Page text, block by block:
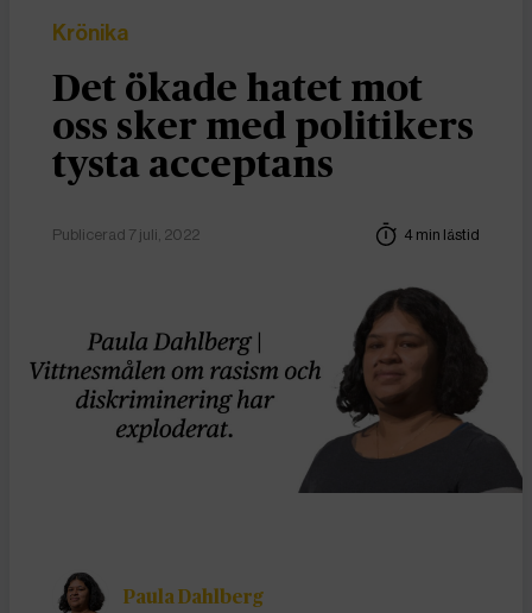
Krönika
Det ökade hatet mot
oss sker med politikers
tysta acceptans
Publicerad 7 juli, 2022 4 min lästid
Paula Dahlberg